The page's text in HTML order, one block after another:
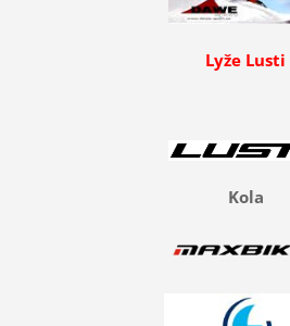
Lyže Lusti
Kola